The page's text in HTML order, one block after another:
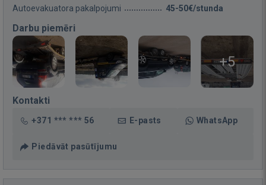
Autoevakuatora pakalpojumi 45-50€/stunda
Darbu piemēri
+5
Kontakti
+371 *** *** 56 E-pasts WhatsApp
Piedāvāt pasūtījumu